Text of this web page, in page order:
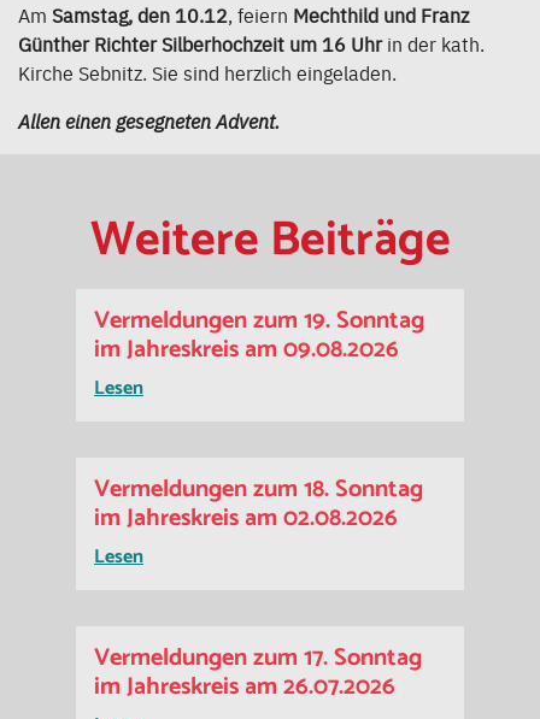
Am Samstag, den 10.12, feiern Mechthild und Franz
Günther Richter Silberhochzeit um 16 Uhrin der kath.
Kirche Sebnitz. Sie sind herzlich eingeladen.
Allen einen gesegneten Advent.
Weitere Beiträge
Vermeldungen zum 19. Sonntag
im Jahreskreis am 09.08.2026
Lesen
Vermeldungen zum 18. Sonntag
im Jahreskreis am 02.08.2026
Lesen
Vermeldungen zum 17. Sonntag
im Jahreskreis am 26.07.2026